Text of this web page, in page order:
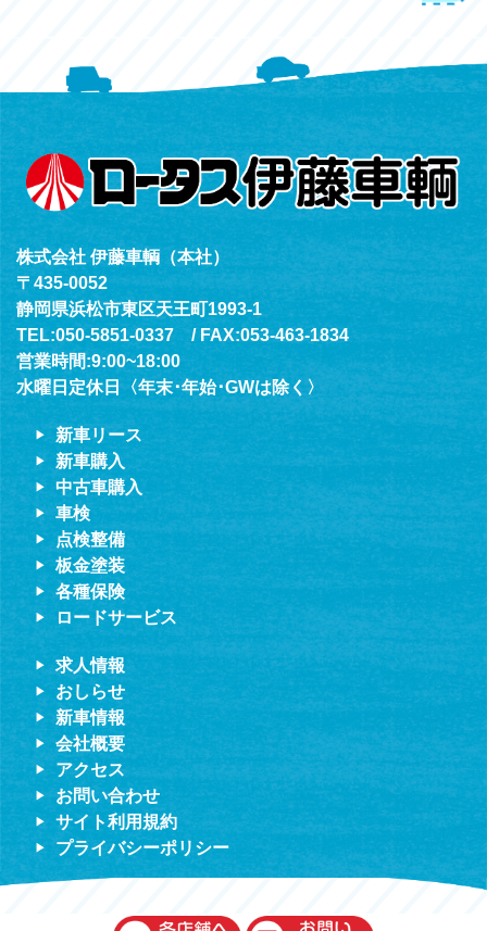
伊藤車輌（本社）
（年中無休24h対応）
株式会社 伊藤車輌（本社）
〒435-0052
静岡県浜松市東区天王町1993-1
TEL:050-5851-0337 / FAX:053-463-1834
営業時間:9:00~18:00
水曜日定休日〈年末･年始･GWは除く〉
新車リース
新車購入
中古車購入
車検
点検整備
板金塗装
各種保険
ロードサービス
求人情報
おしらせ
新車情報
会社概要
アクセス
お問い合わせ
サイト利用規約
プライバシーポリシー